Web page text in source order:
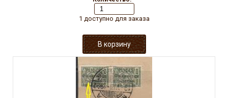
1 доступно для заказа